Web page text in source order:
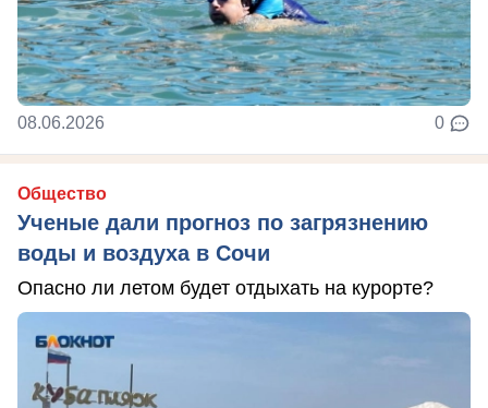
08.06.2026 0
Общество
Ученые дали прогноз по загрязнению
воды и воздуха в Сочи
Опасно ли летом будет отдыхать на курорте?